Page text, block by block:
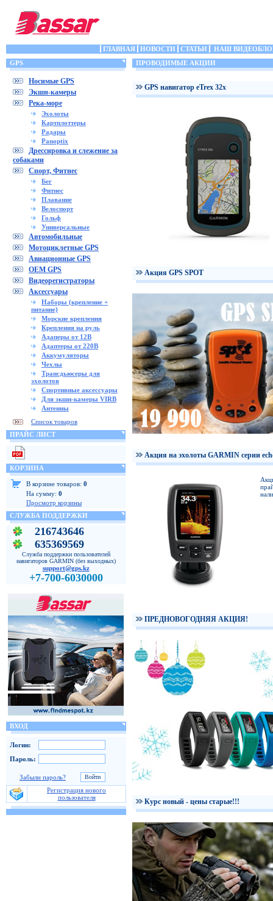
ГЛАВНАЯ НОВОСТИ СТАТЬИ
НАШ
GPS
Носимые GPS
Экшн-камеры
Река-море
Эхолоты
Картплоттеры
Радары
Panoptix
Дрессировка и слежение за
собаками
Спорт, Фитнес
Бег
Фитнес
Плавание
Велоспорт
Гольф
Универсальные
Автомобильные
Мотоциклетные GPS
Авиационные GPS
OEM GPS
Видеорегистраторы
Аксессуары
Наборы (крепление +
питание)
Морские крепления
Крепления на руль
Адаперы от 12В
Адаптеры от 220В
Аккумуляторы
Чехлы
Трансдьюсеры для
эхолотов
Спортивные аксессуары
Для экшн-камеры VIRB
Антенны
Список товаров
ПРАЙС ЛИСТ
КОРЗИНА
В корзине товаров: 0
На сумму: 0
Просмотр корзины
СЛУЖБА ПОДДЕРЖКИ
216743646
635369569
Служба поддержки пользователей
навигаторов GARMIN (без выходных)
support@gps.kz
+7-700-6030000
ВХОД
Логин:
Пароль:
Забыли пароль?
Регистрация нового
пользователя
ПРОВОДИМЫЕ АКЦИИ
GPS навигатор eTrex 32x
Акция GPS SPOT
Акция на эхолоты GARMIN серии
ПРЕДНОВОГОДНЯЯ АКЦИЯ!
Курс новый - цены старые!!!